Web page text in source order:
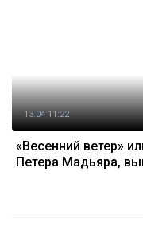
13.04 11:22
«Весенний ветер»
Петера Мадьяра,